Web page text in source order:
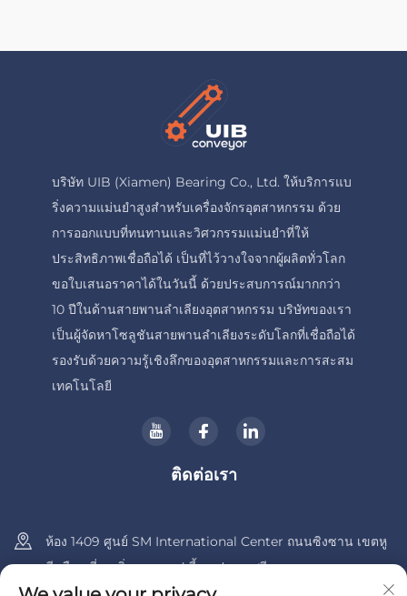
บริษัท UIB (Xiamen) Bearing Co., Ltd. ให้บริการแบ
ริ่งความแม่นยำสูงสำหรับเครื่องจักรอุตสาหกรรม ด้วย
การออกแบบที่ทนทานและวิศวกรรมแม่นยำที่ให้
ประสิทธิภาพเชื่อถือได้ เป็นที่ไว้วางใจจากผู้ผลิตทั่วโลก
ขอใบเสนอราคาได้ในวันนี้ ด้วยประสบการณ์มากกว่า
10 ปีในด้านสายพานลำเลียงอุตสาหกรรม บริษัทของเรา
เป็นผู้จัดหาโซลูชันสายพานลำเลียงระดับโลกที่เชื่อถือได้
รองรับด้วยความรู้เชิงลึกของอุตสาหกรรมและการสะสม
เทคโนโลยี
ติดต่อเรา
ห้อง 1409 ศูนย์ SM International Center ถนนซิงซาน เขตหู
ลี เมืองเซี่ยเหมิ่น มณฑลฝูเจี้ยน ประเทศจีน